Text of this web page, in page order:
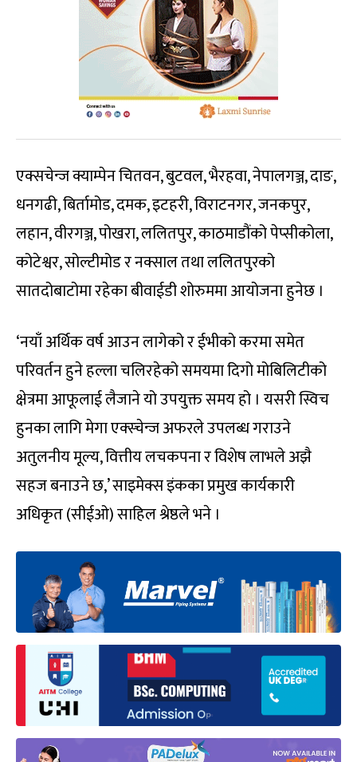
एक्सचेन्ज क्याम्पेन चितवन, बुटवल, भैरहवा, नेपालगञ्ज, दाङ,
धनगढी, बिर्तामोड, दमक, इटहरी, विराटनगर, जनकपुर,
लहान, वीरगञ्ज, पोखरा, ललितपुर, काठमाडौंको पेप्सीकोला,
कोटेश्वर, सोल्टीमोड र नक्साल तथा ललितपुरको
सातदोबाटोमा रहेका बीवाईडी शोरुममा आयोजना हुनेछ ।
‘नयाँ अर्थिक वर्ष आउन लागेको र ईभीको करमा समेत
परिवर्तन हुने हल्ला चलिरहेको समयमा दिगो मोबिलिटीको
क्षेत्रमा आफूलाई लैजाने यो उपयुक्त समय हो । यसरी स्विच
हुनका लागि मेगा एक्स्चेन्ज अफरले उपलब्ध गराउने
अतुलनीय मूल्य, वित्तीय लचकपना र विशेष लाभले अझै
सहज बनाउने छ,’ साइमेक्स इंकका प्रमुख कार्यकारी
अधिकृत (सीईओ) साहिल श्रेष्ठले भने ।